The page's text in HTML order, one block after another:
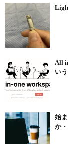
All
い
始
か・